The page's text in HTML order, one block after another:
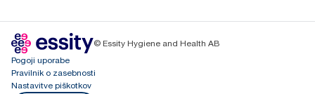
© Essity Hygiene and Health AB
Pogoji uporabe
Pravilnik o zasebnosti
Nastavitve piškotkov